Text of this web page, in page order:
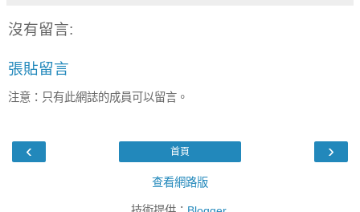
沒有留言:
張貼留言
注意：只有此網誌的成員可以留言。
‹ ›
首頁
查看網路版